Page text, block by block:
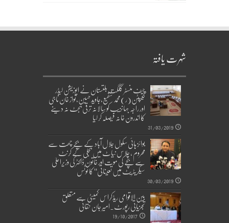
شہرت یافتہ
چیف منسٹر گلگت بلتستان نے اپوزیشن لیڈر
کیپٹن(ر)محمد شفیع،جاوید حسین،نواز خان ناجی
اور راجہ جہانزیب کو سالانہ ترقی بجٹ نہ دینے
کا اندرون خانہ فیصلہ کر لیا
31/03/2019
بوائز ہائی سکول جلال آباد کے بچے چھت سے
محروم ، چلاس نیاٹ میں بجلی کے کرنٹ
سے بچے کی موت اور خاتون ڈاکٹر کی وزیراعلیٰ
سیکریٹریٹ میں تعیناتی‘‘ کا نوٹس
30/03/2019
بین الاقوامی ریڈکراس کمیٹی سے متعلق
تجزیاتی رپورٹ۔امیر جان حقانی
19/10/2017